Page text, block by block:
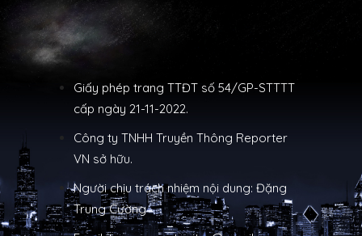
Giấy phép trang TTĐT số 54/GP-STTTT
cấp ngày 21-11-2022.
Công ty TNHH Truyền Thông Reporter
VN sở hữu.
Người chịu trách nhiệm nội dung: Đặng
Trung Cường